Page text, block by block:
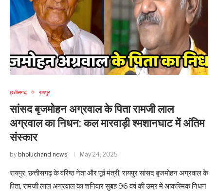
छत्तीसगढ़ रायपुर
सांसद बृजमोहन अग्रवाल के पिता रामजी लाल
अग्रवाल का निधन: कल मारवाड़ी श्मशानघाट में अंतिम
संस्कार
by bholuchand news May 24, 2025
रायपुर: छत्तीसगढ़ के वरिष्ठ नेता और पूर्व मंत्री, रायपुर सांसद बृजमोहन अग्रवाल के
पिता, रामजी लाल अग्रवाल का शनिवार सुबह 96 वर्ष की उम्र में आकस्मिक निधन